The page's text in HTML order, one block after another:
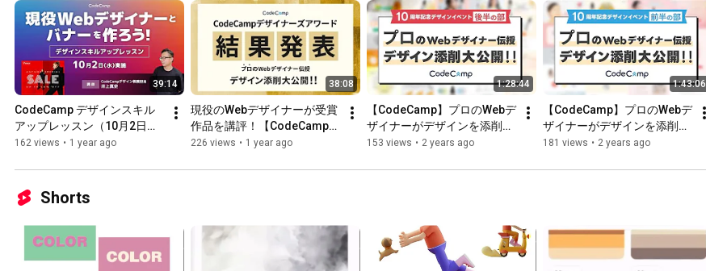
39:14
CodeCamp デザインスキル
アップレッスン（10月2日開
催）
162 views • 1 year ago
38:08
現役のWebデザイナーが受賞
作品を講評！【CodeCampデ
ザイナーズアワード】2024年
226 views • 1 year ago
1:28:44
【CodeCamp】プロのWebデ
ザイナーがデザインを添削！
／10周年記念デザインイベン
153 views • 2 years ago
1:43:06
【CodeCamp】プロのWebデ
ザイナーがデザインを添削！
／10周年記念デザインイベン
181 views • 2 years ago
Shorts